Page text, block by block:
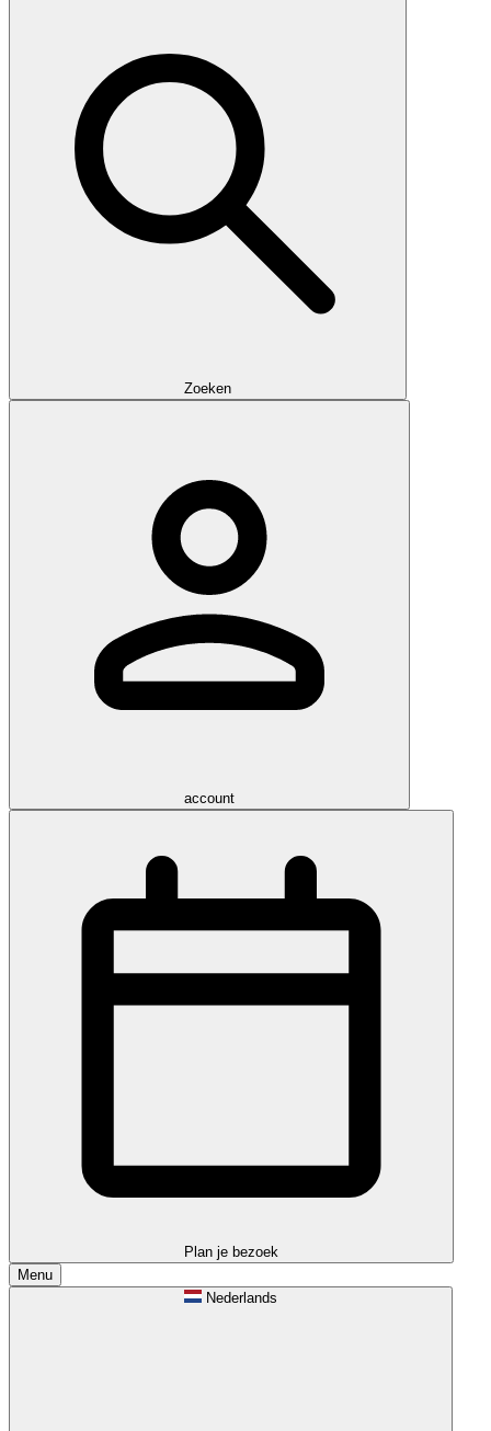
Zoeken
account
Plan je bezoek
Menu
Nederlands